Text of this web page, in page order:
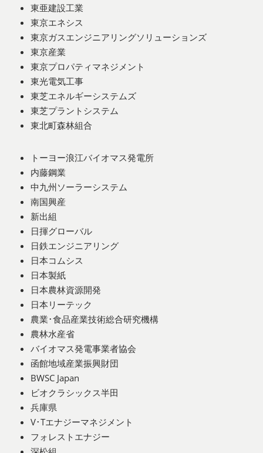
東亜建設工業
東京エネシス
東京ガスエンジニアリングソリューションズ
東京産業
東京プロパティマネジメント
東光電気工事
東芝エネルギーシステムズ
東芝プラントシステム
東北町森林組合
トーヨー浪江バイオマス発電所
内藤鋼業
中九州ソーラーシステム
南国興産
新出組
日揮グローバル
日鉄エンジニアリング
日本コムシス
日本製紙
日本農林資源開発
日本リーテック
農業･食品産業技術総合研究機構
農林水産省
バイオマス発電事業者協会
函館地域産業振興財団
BWSC Japan
ビオクラシックス半田
兵庫県
V･Tエナジーマネジメント
フォレストエナジー